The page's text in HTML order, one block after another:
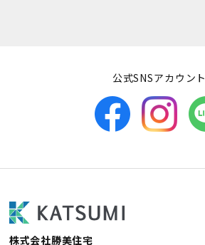
公式SNSアカウント
株式会社勝美住宅